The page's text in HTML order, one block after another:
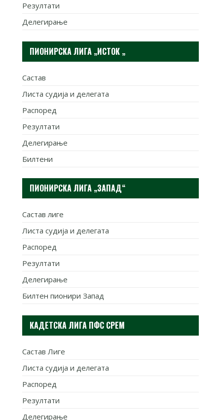
Резултати
Делегирање
ПИОНИРСКА ЛИГА „ИСТОК „
Састав
Листа судија и делегата
Распоред
Резултати
Делегирање
Билтени
ПИОНИРСКА ЛИГА „ЗАПАД“
Састав лиге
Листа судија и делегата
Распоред
Резултати
Делегирање
Билтен пионири Запад
КАДЕТСКА ЛИГА ПФС СРЕМ
Састав Лиге
Листа судија и делегата
Распоред
Резултати
Делегирање